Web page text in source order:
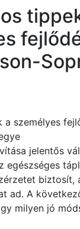
a személyes
jelentős
egészséges
biztosít,
ad. A
milyen jó